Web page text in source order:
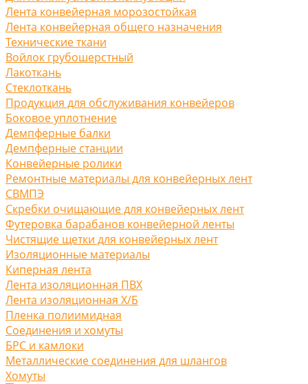
Лента конвейерная морозостойкая
Лента конвейерная общего назначения
Технические ткани
Войлок грубошерстный
Лакоткань
Стеклоткань
Продукция для обслуживания конвейеров
Боковое уплотнение
Демпферные балки
Демпферные станции
Конвейерные ролики
Ремонтные материалы для конвейерных лент
СВМПЭ
Скребки очищающие для конвейерных лент
Футеровка барабанов конвейерной ленты
Чистящие щетки для конвейерных лент
Изоляционные материалы
Киперная лента
Лента изоляционная ПВХ
Лента изоляционная Х/Б
Пленка полиимидная
Соединения и хомуты
БРС и камлоки
Металлические соединения для шлангов
Хомуты